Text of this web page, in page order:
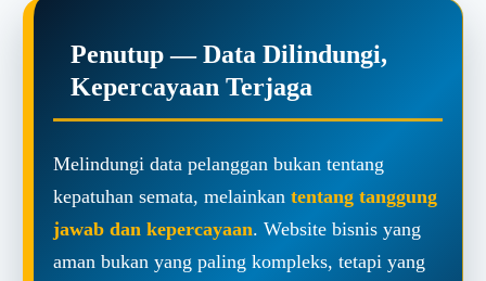
Penutup — Data Dilindungi,
Kepercayaan Terjaga
Melindungi data pelanggan bukan tentang
kepatuhan semata, melainkantentang tanggung
jawab dan kepercayaan. Website bisnis yang
aman bukan yang paling kompleks, tetapi yang